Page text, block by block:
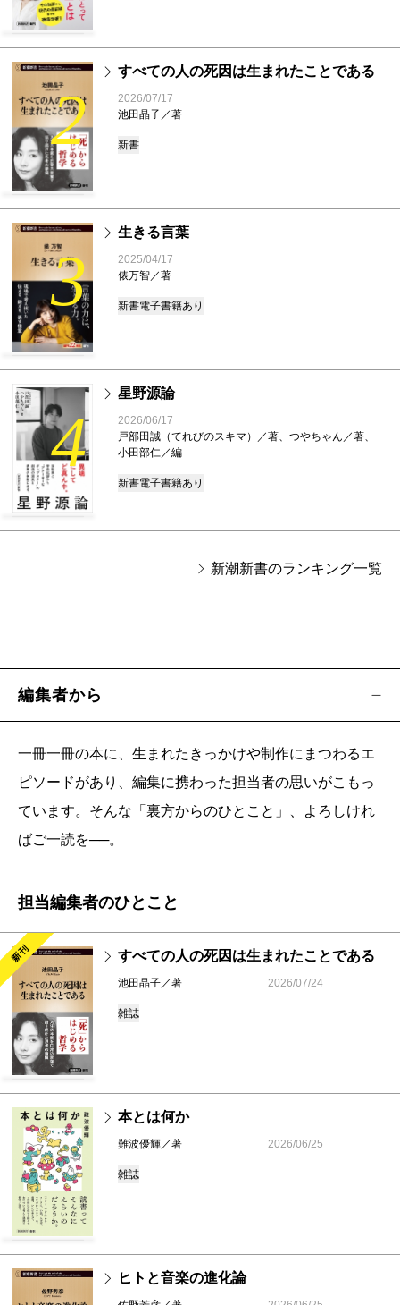
2
すべての人の死因は生まれたことである
2026/07/17
池田晶子／著
新書
3
生きる言葉
2025/04/17
俵万智／著
新書電子書籍あり
4
星野源論
2026/06/17
戸部田誠（てれびのスキマ）／著、つやちゃん／著、
小田部仁／編
新書電子書籍あり
新潮新書のランキング一覧
編集者から
一冊一冊の本に、生まれたきっかけや制作にまつわるエ
ピソードがあり、編集に携わった担当者の思いがこもっ
ています。そんな「裏方からのひとこと」、よろしけれ
ばご一読を──。
担当編集者のひとこと
新刊 すべての人の死因は生まれたことである
池田晶子／著 2026/07/24
雑誌
本とは何か
難波優輝／著 2026/06/25
雑誌
ヒトと音楽の進化論